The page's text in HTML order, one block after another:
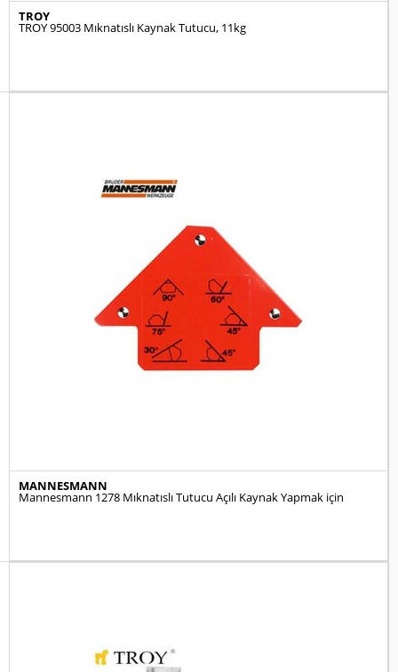
TROY
TROY 95003 Mıknatıslı Kaynak Tutucu, 11kg
MANNESMANN
Mannesmann 1278 Mıknatıslı Tutucu Açılı Kaynak Yapmak için